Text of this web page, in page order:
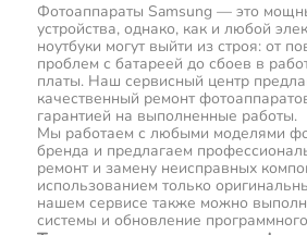
Фотоаппараты Samsung — это
устройства, однако, как и любой
ноутбуки могут выйти из строя: от
проблем с батареей до сбоев в
платы. Наш сервисный центр
качественный ремонт
гарантией на выполненные работы.
Мы работаем с любыми моделями
бренда и предлагаем
ремонт и замену неисправных
использованием только
нашем сервисе также можно
системы и обновление